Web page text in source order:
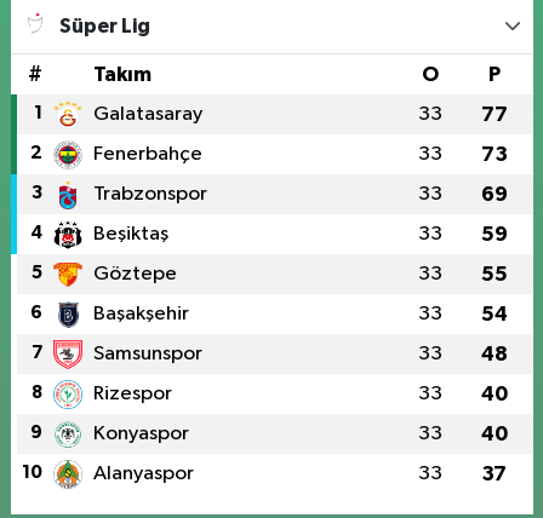
Süper Lig
# Takım O P
1 Galatasaray 33 77
2 Fenerbahçe 33 73
3 Trabzonspor 33 69
4 Beşiktaş 33 59
5 Göztepe 33 55
6 Başakşehir 33 54
7 Samsunspor 33 48
8 Rizespor 33 40
9 Konyaspor 33 40
10 Alanyaspor 33 37